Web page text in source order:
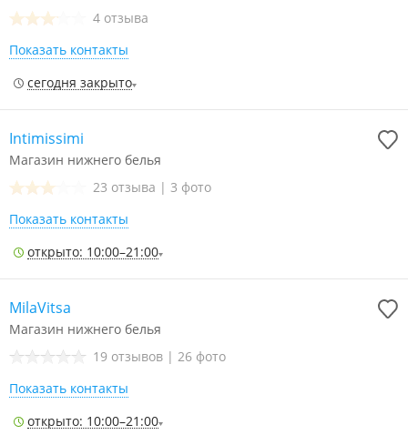
4 отзыва
Показать контакты
сегодня закрыто
Intimissimi
Магазин нижнего белья
23 отзыва | 3 фото
Показать контакты
открыто: 10:00–21:00
MilaVitsa
Магазин нижнего белья
19 отзывов | 26 фото
Показать контакты
открыто: 10:00–21:00